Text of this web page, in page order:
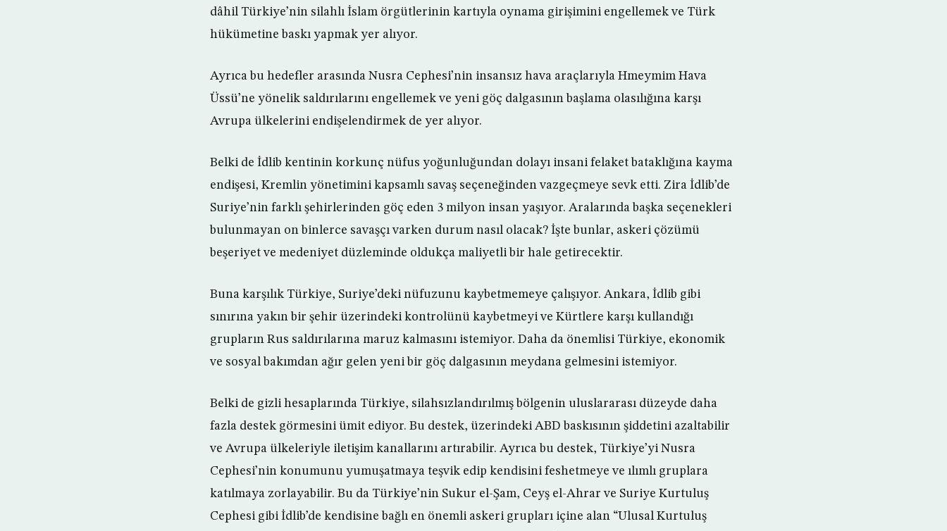
dâhil Türkiye’nin silahlı İslam örgütlerinin kartıyla oynama girişimini engellemek ve Türk
hükümetine baskı yapmak yer alıyor.
Ayrıca bu hedefler arasında Nusra Cephesi’nin insansız hava araçlarıyla Hmeymim Hava
Üssü’ne yönelik saldırılarını engellemek ve yeni göç dalgasının başlama olasılığına karşı
Avrupa ülkelerini endişelendirmek de yer alıyor.
Belki de İdlib kentinin korkunç nüfus yoğunluğundan dolayı insani felaket bataklığına kayma
endişesi, Kremlin yönetimini kapsamlı savaş seçeneğinden vazgeçmeye sevk etti. Zira İdlib’de
Suriye’nin farklı şehirlerinden göç eden 3 milyon insan yaşıyor. Aralarında başka seçenekleri
bulunmayan on binlerce savaşçı varken durum nasıl olacak? İşte bunlar, askeri çözümü
beşeriyet ve medeniyet düzleminde oldukça maliyetli bir hale getirecektir.
Buna karşılık Türkiye, Suriye’deki nüfuzunu kaybetmemeye çalışıyor. Ankara, İdlib gibi
sınırına yakın bir şehir üzerindeki kontrolünü kaybetmeyi ve Kürtlere karşı kullandığı
grupların Rus saldırılarına maruz kalmasını istemiyor. Daha da önemlisi Türkiye, ekonomik
ve sosyal bakımdan ağır gelen yeni bir göç dalgasının meydana gelmesini istemiyor.
Belki de gizli hesaplarında Türkiye, silahsızlandırılmış bölgenin uluslararası düzeyde daha
fazla destek görmesini ümit ediyor. Bu destek, üzerindeki ABD baskısının şiddetini azaltabilir
ve Avrupa ülkeleriyle iletişim kanallarını artırabilir. Ayrıca bu destek, Türkiye’yi Nusra
Cephesi’nin konumunu yumuşatmaya teşvik edip kendisini feshetmeye ve ılımlı gruplara
katılmaya zorlayabilir. Bu da Türkiye’nin Sukur el-Şam, Ceyş el-Ahrar ve Suriye Kurtuluş
Cephesi gibi İdlib’de kendisine bağlı en önemli askeri grupları içine alan “Ulusal Kurtuluş